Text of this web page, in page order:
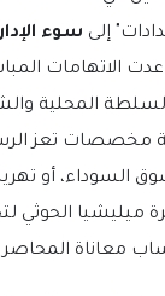
إلى سوء
الاتهامات
المحلية
مخصصات تعز
السوداء، أو
الحوثي
معاناة